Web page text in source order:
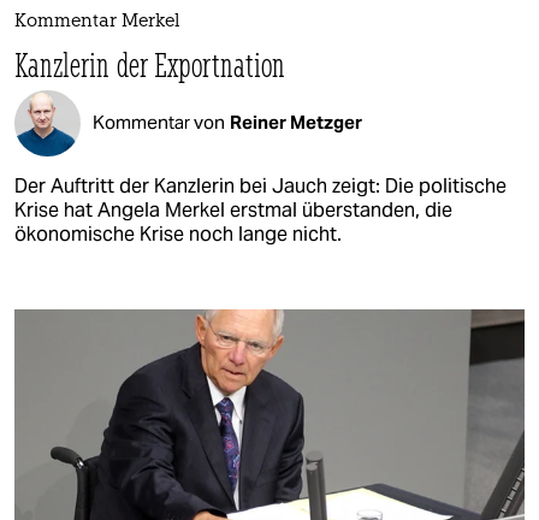
Kommentar Merkel
Kanzlerin der Exportnation
Kommentar von Reiner Metzger
Der Auftritt der Kanzlerin bei Jauch zeigt: Die politische
Krise hat Angela Merkel erstmal überstanden, die
ökonomische Krise noch lange nicht.